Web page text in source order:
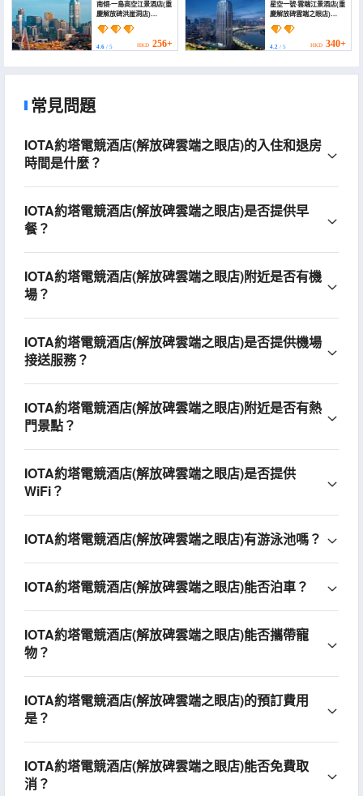
南傾·一島高空江景酒店(重
慶解放碑洪崖洞店)
(Nanqing Yidao
Guesthouse
(Chongqing
Jiefangbei))
4.6 / 5 HKD 256+
星空一號·雲端江景酒店(重
慶解放碑雲端之眼店)
(Starry Sky No.1 Hotel
(Jiefangbei Branch))
4.2/ 5 HKD 340+
常見問題
IOTA約塔電競酒店(解放碑雲端之眼店)的入住和退房
時間是什麼？
IOTA約塔電競酒店(解放碑雲端之眼店)是否提供早
餐？
IOTA約塔電競酒店(解放碑雲端之眼店)附近是否有機
場？
IOTA約塔電競酒店(解放碑雲端之眼店)是否提供機場
接送服務？
IOTA約塔電競酒店(解放碑雲端之眼店)附近是否有熱
門景點？
IOTA約塔電競酒店(解放碑雲端之眼店)是否提供
WiFi？
IOTA約塔電競酒店(解放碑雲端之眼店)有游泳池嗎？
IOTA約塔電競酒店(解放碑雲端之眼店)能否泊車？
IOTA約塔電競酒店(解放碑雲端之眼店)能否攜帶寵
物？
IOTA約塔電競酒店(解放碑雲端之眼店)的預訂費用
是？
IOTA約塔電競酒店(解放碑雲端之眼店)能否免費取
消？